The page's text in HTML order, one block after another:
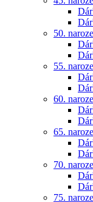
50.
55.
60.
65.
70.
75.